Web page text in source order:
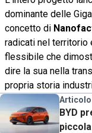
dominante delle
concetto di
radicati nel territorio
flessibile che
dire la sua nella
propria storia
Articolo
BYD